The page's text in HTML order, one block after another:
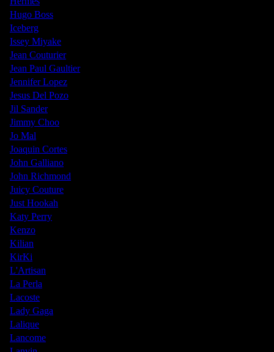
Hugo Boss
Iceberg
Issey Miyake
Jean Couturier
Jean Paul Gaultier
Jennifer Lopez
Jesus Del Pozo
Jil Sander
Jimmy Choo
Jo Mal
Joaquin Cortes
John Galliano
John Richmond
Juicy Couture
Just Hookah
Katy Perry
Kenzo
Kilian
KirKi
L'Artisan
La Perla
Lacoste
Lady Gaga
Lalique
Lancome